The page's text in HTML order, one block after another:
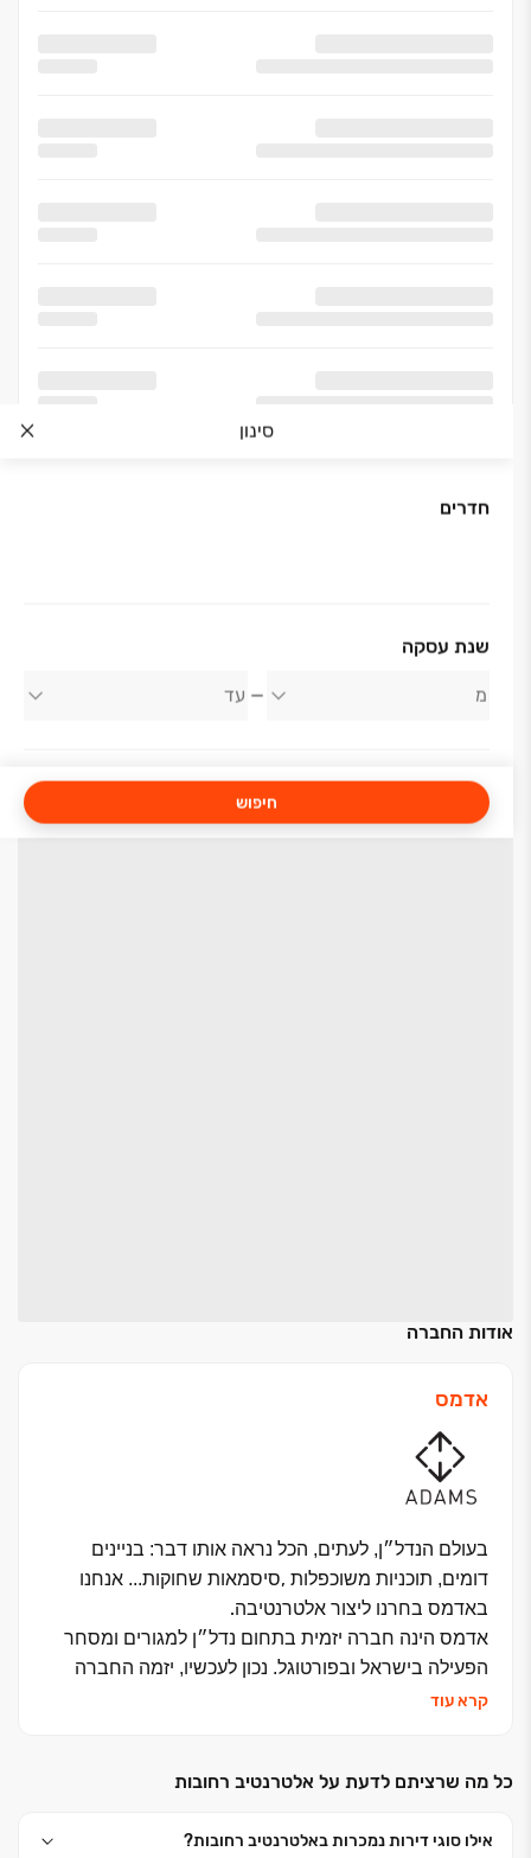
סינון
חדרים
שנת עסקה
חיפוש
אודות החברה
אדמס
בעולם הנדל״ן, לעתים, הכל נראה אותו דבר: בניינים
דומים, תוכניות משוכפלות ,סיסמאות שחוקות... אנחנו
באדמס בחרנו ליצור אלטרנטיבה.
אדמס הינה חברה יזמית בתחום נדל״ן למגורים ומסחר
הפעילה בישראל ובפורטוגל. נכון לעכשיו, יזמה החברה
החברה מורכבת מבעלי תפקידים בכירים בעלי ניסיון עשיר
החוזקה של החברה היא במתן שירות אישי, תפור למידות
קרא עוד
כל מה שרציתם לדעת על אלטרנטיב רחובות
אילו סוגי דירות נמכרות באלטרנטיב רחובות?